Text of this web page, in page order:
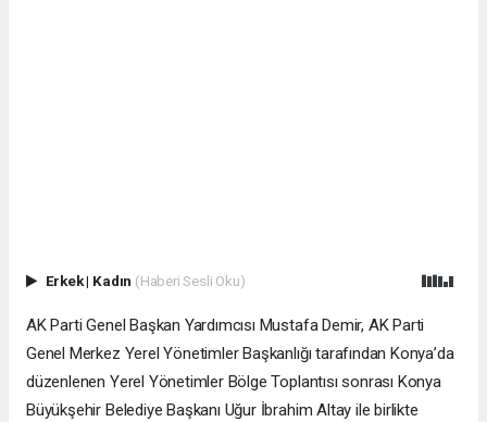
Erkek| Kadın (Haberi Sesli Oku)
AK Parti Genel Başkan Yardımcısı Mustafa Demir, AK Parti
Genel Merkez Yerel Yönetimler Başkanlığı tarafından Konya’da
düzenlenen Yerel Yönetimler Bölge Toplantısı sonrası Konya
Büyükşehir Belediye Başkanı Uğur İbrahim Altay ile birlikte